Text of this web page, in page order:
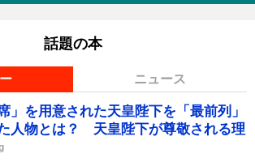
話題の本
ニュース
」を用意された天皇陛下を「最前列」
人物とは？ 天皇陛下が尊敬される理